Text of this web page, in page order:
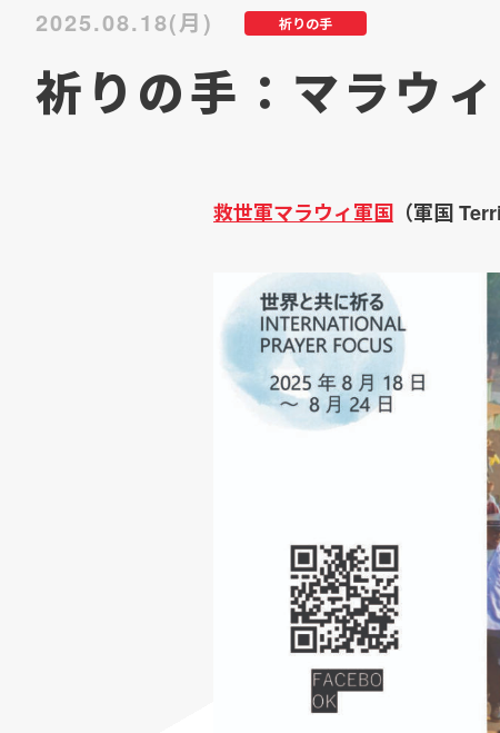
祈りの手
2025.08.18(月)
祈りの手：マラウ
救世軍マラウィ軍国 （軍国